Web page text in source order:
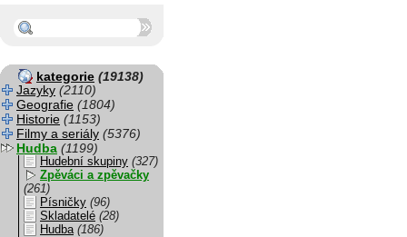
kategorie (19138)
Jazyky (2110)
Geografie (1804)
Historie (1153)
Filmy a seriály (5376)
Hudba (1199)
Hudební skupiny (327)
Zpěváci a zpěvačky
(261)
Písničky (96)
Skladatelé (28)
Hudba (186)